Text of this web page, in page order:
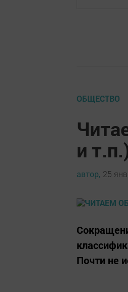
ОБЩЕСТВО
и
автор, 25
Почти не